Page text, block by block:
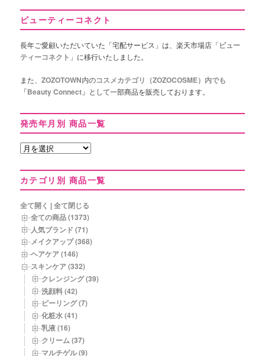
ビューティーコネクト
長年ご愛顧いただいていた「宅配サービス」は、楽天市場店「ビュー
ティーコネクト 」に移行いたしました。
また、ZOZOTOWN内のコスメカテゴリ（ZOZOCOSME）内でも
「Beauty Connect」として一部商品を販売しております。
発売年月別 商品一覧
発
年
月
別
商
品
一
覧
カテゴリ別 商品一覧
全て開く |全て閉じる
全ての商品 (1373)
人気ブランド (71)
メイクアップ (368)
ヘアケア (146)
スキンケア (332)
クレンジング (39)
洗顔料 (42)
ピーリング (7)
化粧水 (41)
乳液 (16)
クリーム (37)
マルチゲル (9)